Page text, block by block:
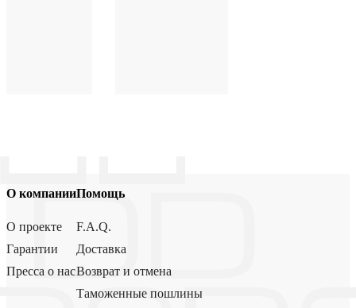
О компании
О проекте
Гарантии
Пресса о нас
Помощь
F.A.Q.
Доставка
Возврат и отмена
Таможенные пошлины